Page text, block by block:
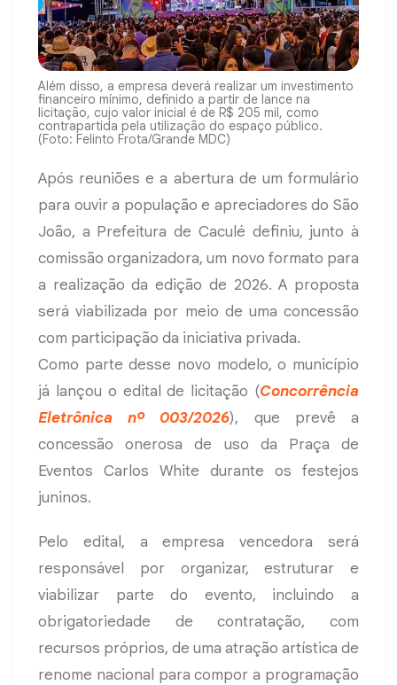
Além disso, a empresa deverá realizar um investimento
financeiro mínimo, definido a partir de lance na
licitação, cujo valor inicial é de R$ 205 mil, como
contrapartida pela utilização do espaço público.
(Foto: Felinto Frota/Grande MDC)
Após reuniões e a abertura de um formulário
para ouvir a população e apreciadores do São
João, a Prefeitura de Caculé definiu, junto à
comissão organizadora, um novo formato para
a realização da edição de 2026. A proposta
será viabilizada por meio de uma concessão
com participação da iniciativa privada.
Como parte desse novo modelo, o município
já lançou o edital de licitação (Concorrência
Eletrônica nº 003/2026), que prevê a
concessão onerosa de uso da Praça de
Eventos Carlos White durante os festejos
juninos.
Pelo edital, a empresa vencedora será
responsável por organizar, estruturar e
viabilizar parte do evento, incluindo a
obrigatoriedade de contratação, com
recursos próprios, de uma atração artística de
renome nacional para compor a programação